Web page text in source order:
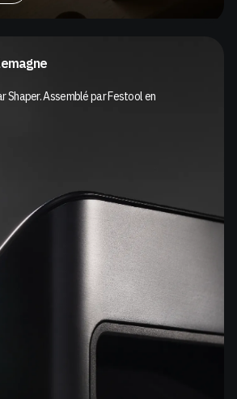
Shaper. Assemblé par Festool en